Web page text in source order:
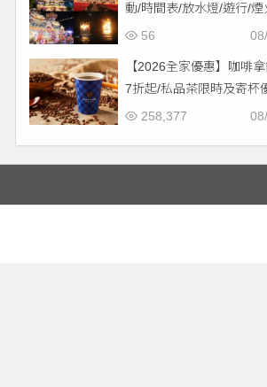
動/時間表/放水燈/遊行/煙
交通一次看！
56
【2026全家優惠】咖啡
7折起/私品茶限時及寄杯
惠！價格/菜單一起看
258,377